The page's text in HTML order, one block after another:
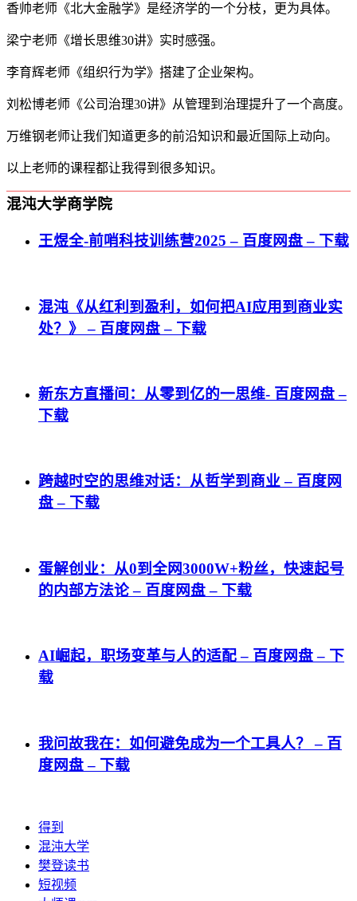
香帅老师《北大金融学》是经济学的一个分枝，更为具体。
梁宁老师《增长思维30讲》实时感强。
李育辉老师《组织行为学》搭建了企业架构。
刘松博老师《公司治理30讲》从管理到治理提升了一个高度。
万维钢老师让我们知道更多的前沿知识和最近国际上动向。
以上老师的课程都让我得到很多知识。
混沌大学商学院
王煜全-前哨科技训练营2025 – 百度网盘 – 下载
混沌《从红利到盈利，如何把AI应用到商业实
处？》 – 百度网盘 – 下载
新东方直播间：从零到亿的一思维- 百度网盘 –
下载
跨越时空的思维对话：从哲学到商业 – 百度网
盘 – 下载
蛋解创业：从0到全网3000W+粉丝，快速起号
的内部方法论 – 百度网盘 – 下载
AI崛起，职场变革与人的适配 – 百度网盘 – 下
载
我问故我在：如何避免成为一个工具人？ – 百
度网盘 – 下载
得到
混沌大学
樊登读书
短视频